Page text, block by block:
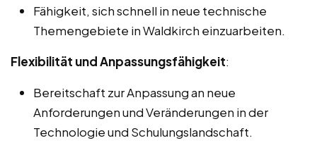
Fähigkeit, sich schnell in neue technische
Themengebiete in Waldkirch einzuarbeiten.
Flexibilität und Anpassungsfähigkeit:
Bereitschaft zur Anpassung an neue
Anforderungen und Veränderungen in der
Technologie und Schulungslandschaft.